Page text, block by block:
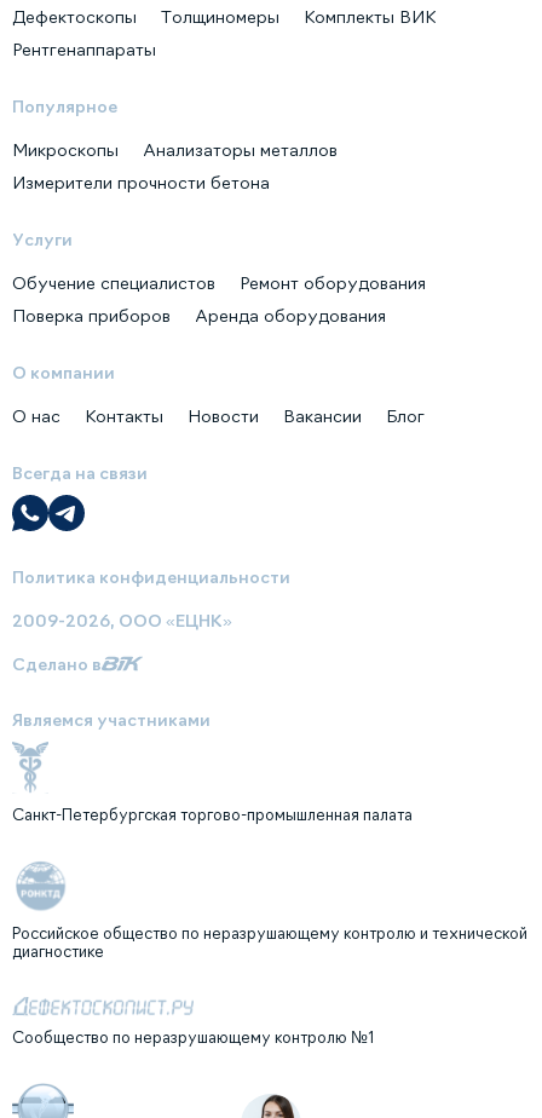
Дефектоскопы Толщиномеры
Комплекты ВИК
Рентгенаппараты
Популярное
Микроскопы
Анализаторы металлов
Измерители прочности бетона
Услуги
Обучение специалистов
Ремонт оборудования
Поверка приборов
Аренда оборудования
О компании
О нас Контакты Новости Вакансии Блог
Всегда на связи
Политика конфиденциальности
2009-2026, ООО «ЕЦНК»
Сделано в
Являемся участниками
Санкт-Петербургская торгово-промышленная палата
Российское общество по неразрушающему контролю и технической
диагностике
Сообщество по неразрушающему контролю №1